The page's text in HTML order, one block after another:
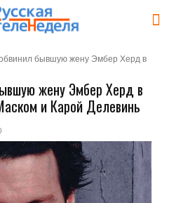
бывшую жену Эмбер Херд в
жену Эмбер Херд в
и Карой Делевинь